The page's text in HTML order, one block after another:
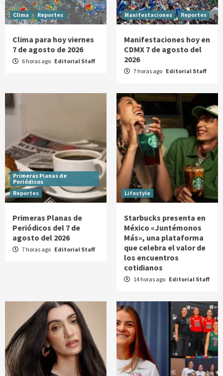
Clima Reportes
Clima para hoy viernes
7 de agosto de 2026
6 horas ago Editorial Staff
Manifestaciones Reportes
Manifestaciones hoy en
CDMX 7 de agosto del
2026
7 horas ago Editorial Staff
Primeras Planas de
Periódicos
Reportes
Primeras Planas de
Periódicos del 7 de
agosto del 2026
7 horas ago Editorial Staff
Lifestyle
Starbucks presenta en
México «Juntémonos
Más», una plataforma
que celebra el valor de
los encuentros
cotidianos
14 horas ago Editorial Staff